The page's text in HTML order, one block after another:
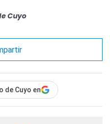
Cuyo
de Cuyo en